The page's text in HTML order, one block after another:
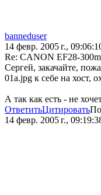
banneduser
14 февр. 2005 г.,
Re: CANON EF28-
Сергей, закачайте,
01a.jpg к себе на хост,
А так как есть - не
ОтветитьЦитировать
14 февр. 2005 г.,